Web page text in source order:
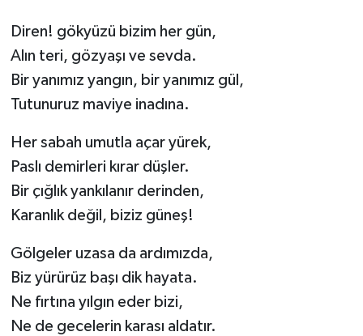
Diren! gökyüzü bizim her gün,
Alın teri, gözyaşı ve sevda.
Bir yanımız yangın, bir yanımız gül,
Tutunuruz maviye inadına.
Her sabah umutla açar yürek,
Paslı demirleri kırar düşler.
Bir çığlık yankılanır derinden,
Karanlık değil, biziz güneş!
Gölgeler uzasa da ardımızda,
Biz yürürüz başı dik hayata.
Ne fırtına yılgın eder bizi,
Ne de gecelerin karası aldatır.